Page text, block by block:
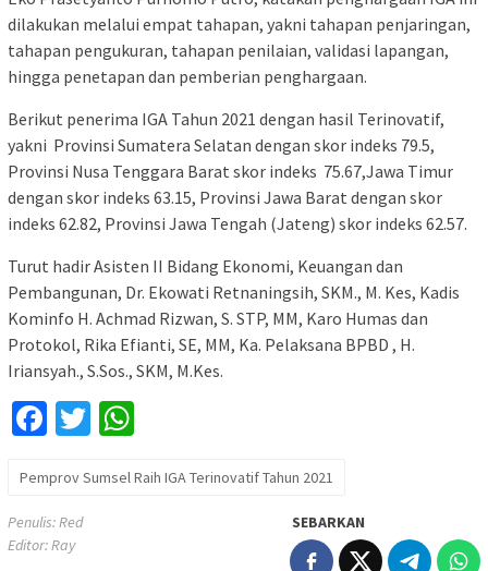
dilakukan melalui empat tahapan, yakni tahapan penjaringan,
tahapan pengukuran, tahapan penilaian, validasi lapangan,
hingga penetapan dan pemberian penghargaan.
Berikut penerima IGA Tahun 2021 dengan hasil Terinovatif,
yakni Provinsi Sumatera Selatan dengan skor indeks 79.5,
Provinsi Nusa Tenggara Barat skor indeks 75.67,Jawa Timur
dengan skor indeks 63.15, Provinsi Jawa Barat dengan skor
indeks 62.82, Provinsi Jawa Tengah (Jateng) skor indeks 62.57.
Turut hadir Asisten II Bidang Ekonomi, Keuangan dan
Pembangunan, Dr. Ekowati Retnaningsih, SKM., M. Kes, Kadis
Kominfo H. Achmad Rizwan, S. STP, MM, Karo Humas dan
Protokol, Rika Efianti, SE, MM, Ka. Pelaksana BPBD , H.
Iriansyah., S.Sos., SKM, M.Kes.
Facebook
Twitter
Pemprov Sumsel Raih IGA Terinovatif Tahun 2021
Penulis: Red
Editor: Ray
SEBARKAN